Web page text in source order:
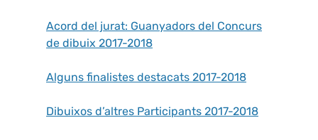
Acord del jurat: Guanyadors del Concurs
de dibuix 2017-2018
Alguns finalistes destacats 2017-2018
Dibuixos d’altres Participants 2017-2018